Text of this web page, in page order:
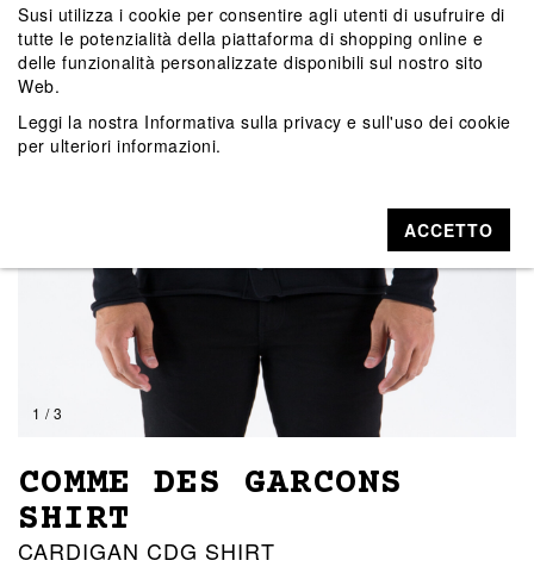
1 / 3
COMME DES GARCONS
SHIRT
CARDIGAN CDG SHIRT
Susi utilizza i cookie per consentire agli utenti di usufruire di
tutte le potenzialità della piattaforma di shopping online e
delle funzionalità personalizzate disponibili sul nostro sito
Web.
Leggi la nostra Informativa sulla privacy e sull'uso dei cookie
per ulteriori informazioni.
ACCETTO